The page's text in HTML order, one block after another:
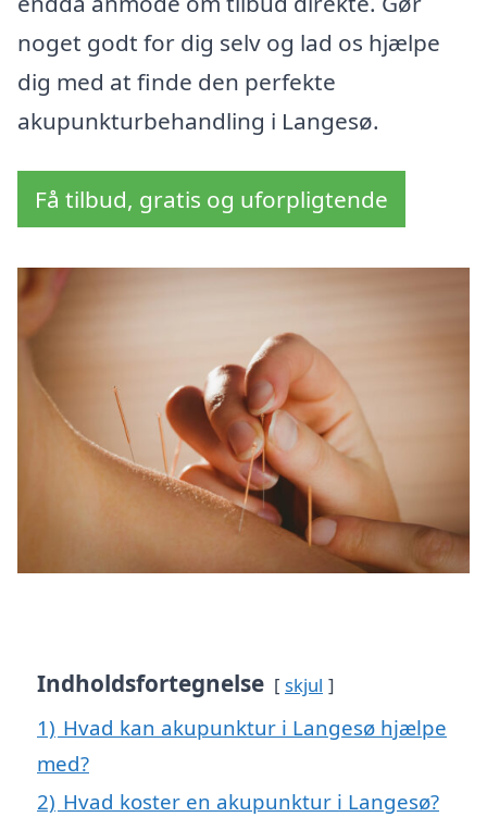
noget godt for dig selv og lad os hjælpe
dig med at finde den perfekte
akupunkturbehandling i Langesø.
Få tilbud, gratis og uforpligtende
Indholdsfortegnelse skjul
1) Hvad kan akupunktur i Langesø hjælpe
med?
2) Hvad koster en akupunktur i Langesø?